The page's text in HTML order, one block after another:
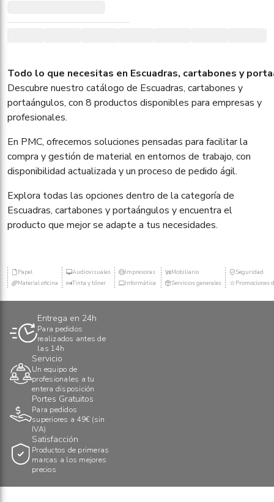
Todo lo que necesitas en Escuadras, cartabones y
Descubre nuestro catálogo de Escuadras, cartabones y
portaángulos, con 8 productos disponibles para empresas y
profesionales.
En PMC, ofrecemos soluciones pensadas para facilitar la
compra y gestión de material en entornos de trabajo, con
disponibilidad actualizada y un proceso de pedido ágil.
Explora todas las opciones dentro de la categoría de
Escuadras, cartabones y portaángulos y encuentra el
producto que mejor se adapte a tus necesidades.
Papel
Material oficina
Audiovisuales
Tinta y tóner
Impresoras
Informática
Mobiliario
Servicios generales
Seguridad
Promociones
Entrega en 24h
Para pedidos
realizados antes de
las 14h
Servicio
Un equipo de
profesionales a tu
entera disposición
Portes Gratuitos
Para pedidos
superiores a 49€ (sin
IVA)
Satisfacción
Productos de primeras
marcas a los mejores
precios